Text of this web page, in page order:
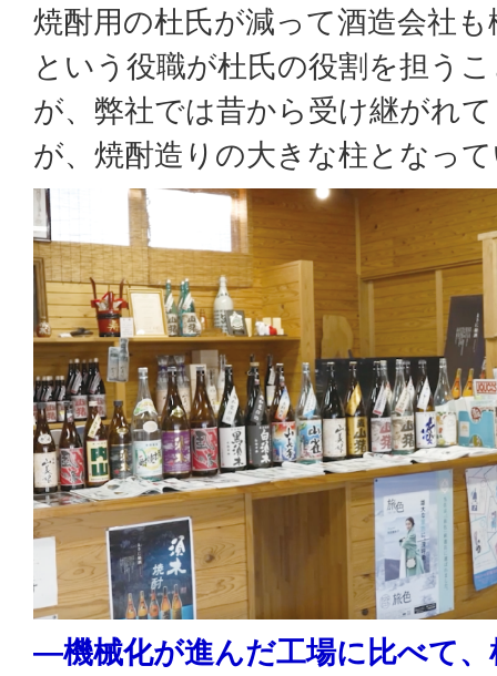
焼酎用の杜氏が減って酒造会社
という役職が杜氏の役割を担う
が、弊社では昔から受け継がれ
が、焼酎造りの大きな柱となっ
―機械化が進んだ工場に比べて